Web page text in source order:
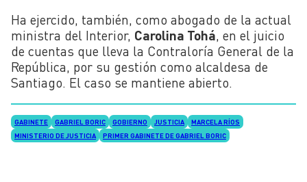
Ha ejercido, también, como abogado de la actual
ministra del Interior, Carolina Tohá, en el juicio
de cuentas que lleva la Contraloría General de la
República, por su gestión como alcaldesa de
Santiago. El caso se mantiene abierto.
GABINETE GABRIEL BORIC GOBIERNO JUSTICIA
MARCELA RÍOS
MINISTERIO DE JUSTICIA
PRIMER GABINETE DE GABRIEL BORIC